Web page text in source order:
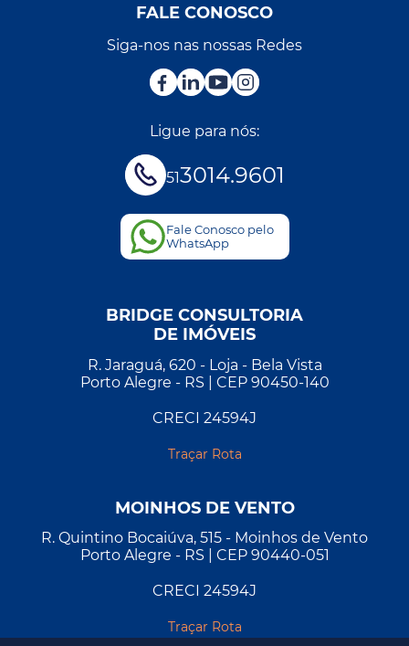
FALE CONOSCO
Siga-nos nas nossas Redes
Ligue para nós:
513014.9601
Fale Conosco pelo
WhatsApp
BRIDGE CONSULTORIA
DE IMÓVEIS
R. Jaraguá, 620 - Loja - Bela Vista
Porto Alegre - RS | CEP 90450-140
CRECI 24594J
Traçar Rota
MOINHOS DE VENTO
R. Quintino Bocaiúva, 515 - Moinhos de Vento
Porto Alegre - RS | CEP 90440-051
CRECI 24594J
Traçar Rota